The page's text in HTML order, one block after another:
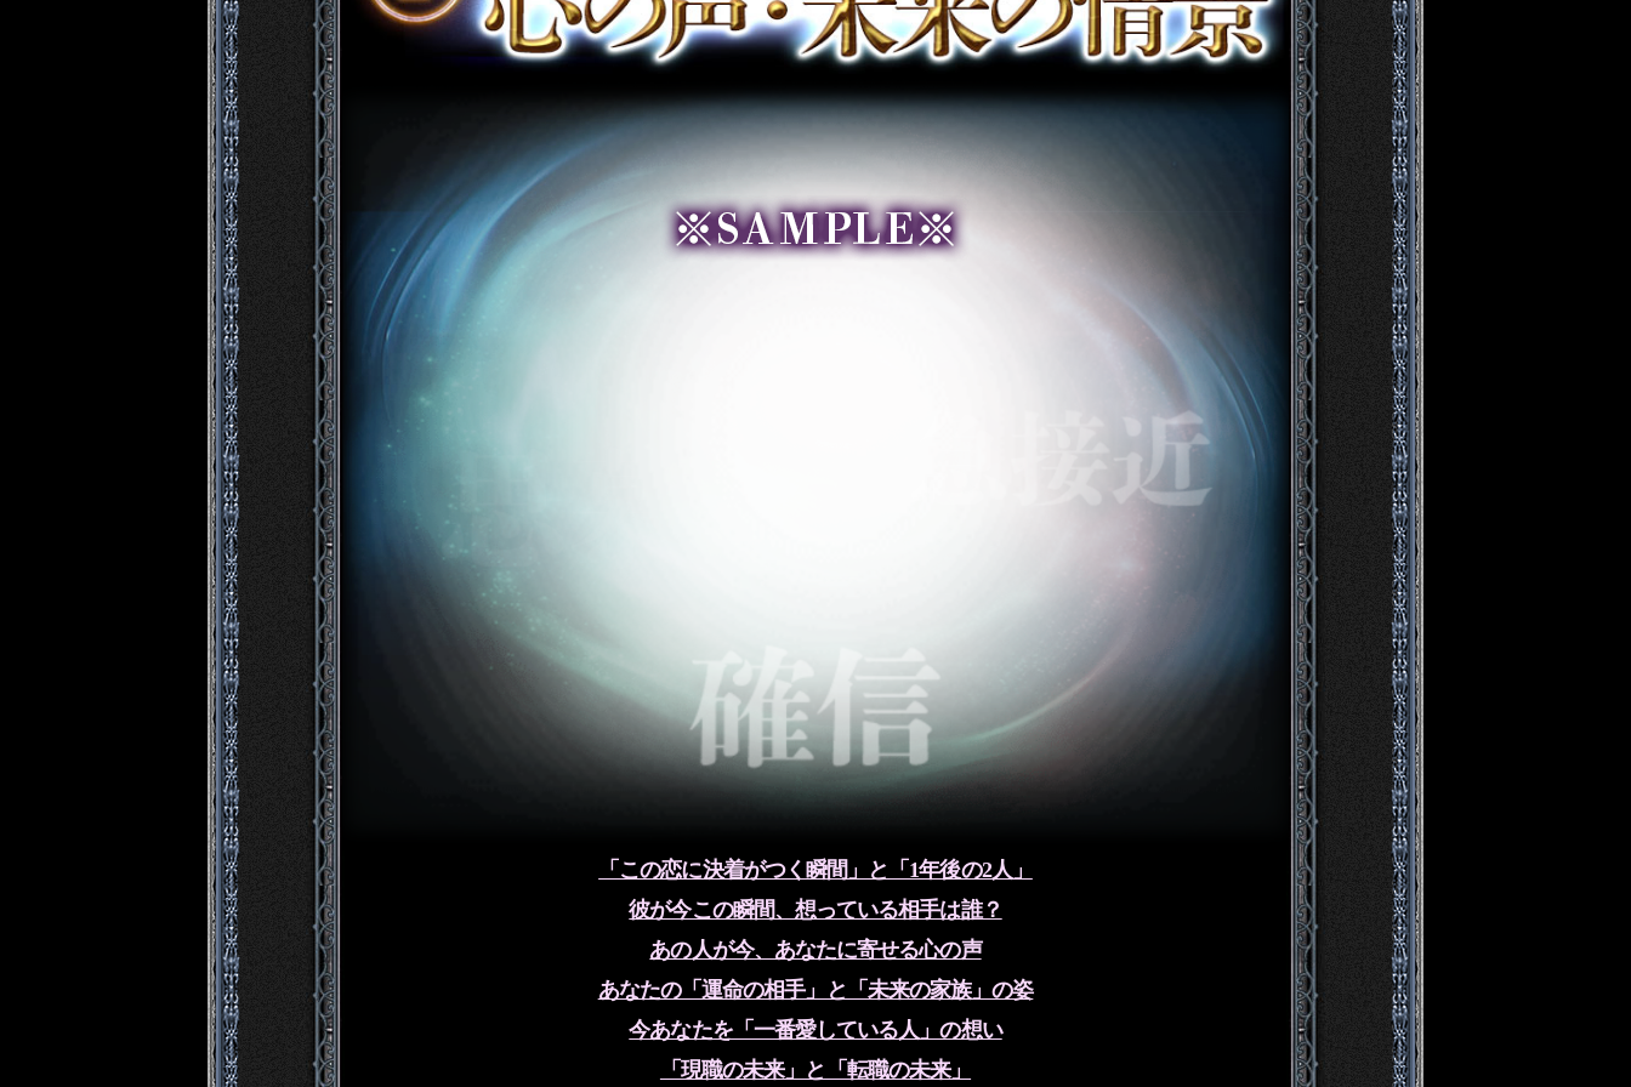
「この恋に決着がつく瞬間」と「1年後の2人」
彼が今この瞬間、想っている相手は誰？
あの人が今、あなたに寄せる心の声
あなたの「運命の相手」と「未来の家族」の姿
今あなたを「一番愛している人」の想い
「現職の未来」と「転職の未来」